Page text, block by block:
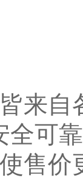
来自
全可靠
售